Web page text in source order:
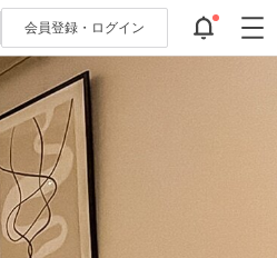
会員登録・ ログイン